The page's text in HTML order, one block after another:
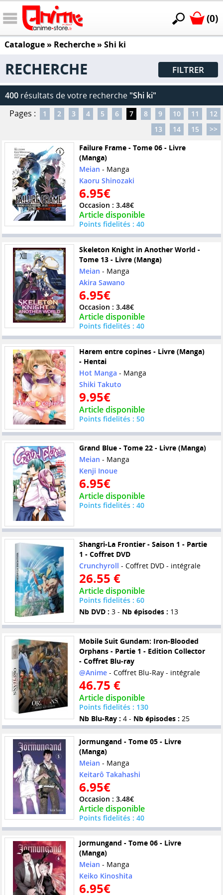
(0)
Catalogue» Recherche » Shi ki
RECHERCHE FILTRER
400 résultats de votre recherche "Shi ki"
Pages :
1 2 3 4 5 6 7 8 9 10 11
12
13
14 15
>>
Failure Frame - Tome 06 - Livre
(Manga)
Meian - Manga
Kaoru Shinozaki
6.95€
Occasion : 3.48€
Article disponible
Points fidelités : 40
Skeleton Knight in Another World -
Tome 13 - Livre (Manga)
Meian - Manga
Akira Sawano
6.95€
Occasion : 3.48€
Article disponible
Points fidelités : 40
Harem entre copines - Livre (Manga)
- Hentai
Hot Manga - Manga
Shiki Takuto
9.95€
Article disponible
Points fidelités : 50
Grand Blue - Tome 22 - Livre (Manga)
Meian - Manga
Kenji Inoue
6.95€
Article disponible
Points fidelités : 40
Shangri-La Frontier - Saison 1 - Partie
1 - Coffret DVD
Crunchyroll - Coffret DVD - intégrale
26.55 €
Article disponible
Points fidelités : 60
Nb DVD : 3 - Nb épisodes : 13
Mobile Suit Gundam: Iron-Blooded
Orphans - Partie 1 - Edition Collector
- Coffret Blu-ray
@Anime- Coffret Blu-Ray - intégrale
46.75 €
Article disponible
Points fidelités : 130
Nb Blu-Ray : 4 - Nb épisodes : 25
Jormungand - Tome 05 - Livre
(Manga)
Meian - Manga
Keitarô Takahashi
6.95€
Occasion : 3.48€
Article disponible
Points fidelités : 40
Jormungand - Tome 06 - Livre
(Manga)
Meian - Manga
Keiko Kinoshita
6.95€